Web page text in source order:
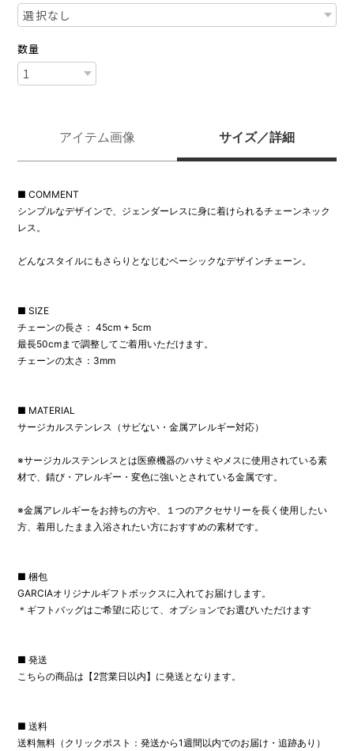
数量
アイテム画像 サイズ／詳細
■ COMMENT
シンプルなデザインで、ジェンダーレスに身に着けられるチェーンネック
レス。
どんなスタイルにもさらりとなじむベーシックなデザインチェーン。
■ SIZE
チェーンの長さ： 45cm + 5cm
最長50cmまで調整してご着用いただけます。
チェーンの太さ：3mm
■ MATERIAL
サージカルステンレス（サビない・金属アレルギー対応）
※サージカルステンレスとは医療機器のハサミやメスに使用されている素
材で、錆び・アレルギー・変色に強いとされている金属です。
※金属アレルギーをお持ちの方や、１つのアクセサリーを長く使用したい
方、着用したまま入浴されたい方におすすめの素材です。
■ 梱包
GARCIAオリジナルギフトボックスに入れてお届けします。
＊ギフトバッグはご希望に応じて、オプションでお選びいただけます
■ 発送
こちらの商品は【2営業日以内】に発送となります。
■ 送料
送料無料（クリックポスト：発送から1週間以内でのお届け・追跡あり）